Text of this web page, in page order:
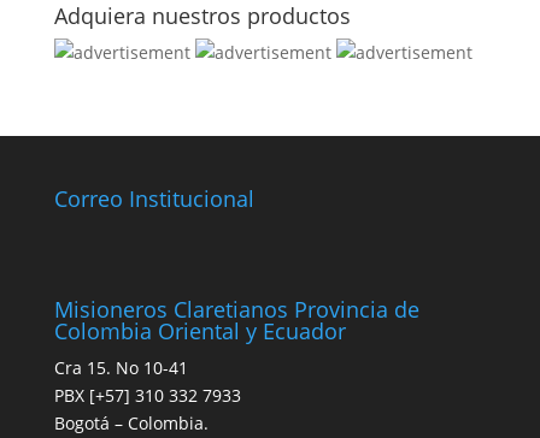
Adquiera nuestros productos
Correo Institucional
Misioneros Claretianos Provincia de
Colombia Oriental y Ecuador
Cra 15. No 10-41
PBX [+57] 310 332 7933
Bogotá – Colombia.